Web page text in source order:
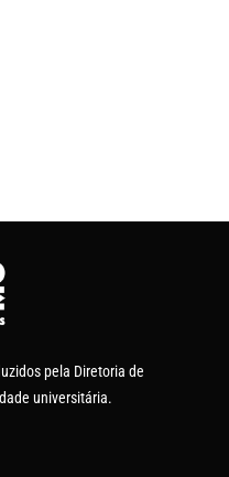
pela Diretoria de
universitária.